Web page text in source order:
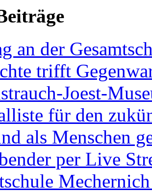
an der
trifft
Joest-
für den
als Menschen
per Live